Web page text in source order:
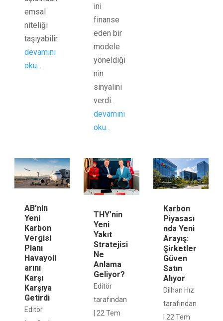
emsal
niteliği
taşıyabilir.
devamını
oku...
ini
finanse
eden bir
modele
yöneldiği
nin
sinyalini
verdi.
devamını
oku...
AB’nin
Yeni
Karbon
Vergisi
Planı
Havayoll
arını
Karşı
Karşıya
Getirdi
Editör
THY’nin
Yeni
Yakıt
Stratejisi
Ne
Anlama
Geliyor?
Editör
tarafından
22 Tem
Karbon
Piyasası
nda Yeni
Arayış:
Şirketler
Güven
Satın
Alıyor
Dilhan Hız
tarafından
22 Tem